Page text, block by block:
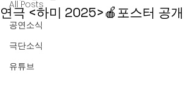
All Posts
공연소식
극단소식
유튜브
연극 <하미 2025>🍎포스터 공개